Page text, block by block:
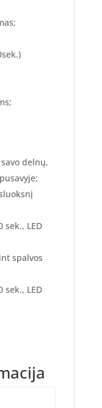
delnų,
sek., LED
spalvos
sek., LED